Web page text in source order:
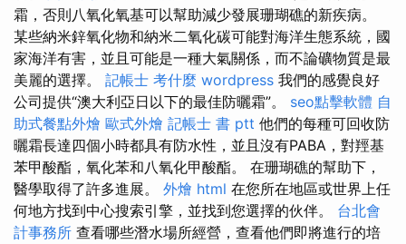
霜，否則八氧化氧基可以幫助減少發展珊瑚礁的新疾病。
某些納米鋅氧化物和納米二氧化碳可能對海洋生態系統，國
家海洋有害，並且可能是一種大氣關係，而不論礦物質是最
美麗的選擇。 記帳士 考什麼 wordpress 我們的感覺良好
公司提供“澳大利亞日以下的最佳防曬霜”。 seo點擊軟體 自
助式餐點外燴 歐式外燴 記帳士 書 ptt 他們的每種可回收防
曬霜長達四個小時都具有防水性，並且沒有PABA，對羥基
苯甲酸酯，氧化苯和八氧化甲酸酯。 在珊瑚礁的幫助下，
醫學取得了許多進展。 外燴 html 在您所在地區或世界上任
何地方找到中心搜索引擎，並找到您選擇的伙伴。 台北會
計事務所 查看哪些潛水場所經營，查看他們即將進行的培